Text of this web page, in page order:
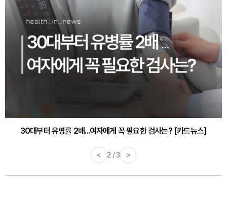
30대부터 유병률 2배...여자에게 꼭 필요한 검사는? [카드뉴스]
감기·독감 예방하고 면역력 높이는 4가지 영양제 [카드뉴스]
< 3 / 3 >